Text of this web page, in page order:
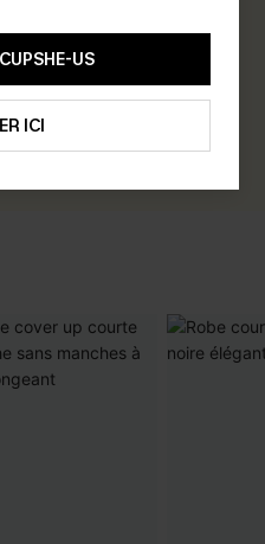
Votre Avis
avis que vous laissez !
AVIS
US
ICI